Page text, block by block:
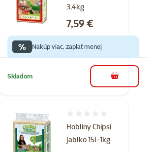
3,4kg
Cena
7,59 €
% Nakúp viac, zaplať menej
Skladom do košíka
Hobliny Chipsi
jablko 15l-1kg